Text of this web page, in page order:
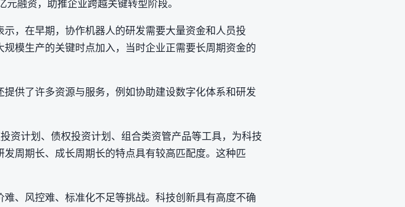
融资，助推企业跨越关键转型阶段。
，在早期，协作机器人的研发需要大量资金和人员投
模生产的关键时点加入，当时企业正需要长周期资金的
供了许多资源与服务，例如协助建设数字化体系和研发
资计划、债权投资计划、组合类资管产品等工具，为科技
周期长、成长周期长的特点具有较高匹配度。这种匹
、风控难、标准化不足等挑战。科技创新具有高度不确